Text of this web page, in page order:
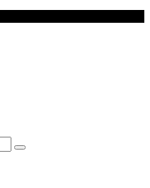
Zamknij